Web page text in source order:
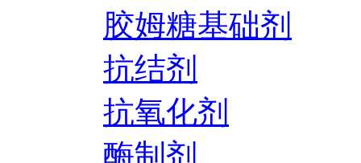
胶姆糖基础剂
抗结剂
抗氧化剂
酶制剂